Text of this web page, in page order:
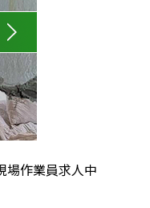
場作業員求人中